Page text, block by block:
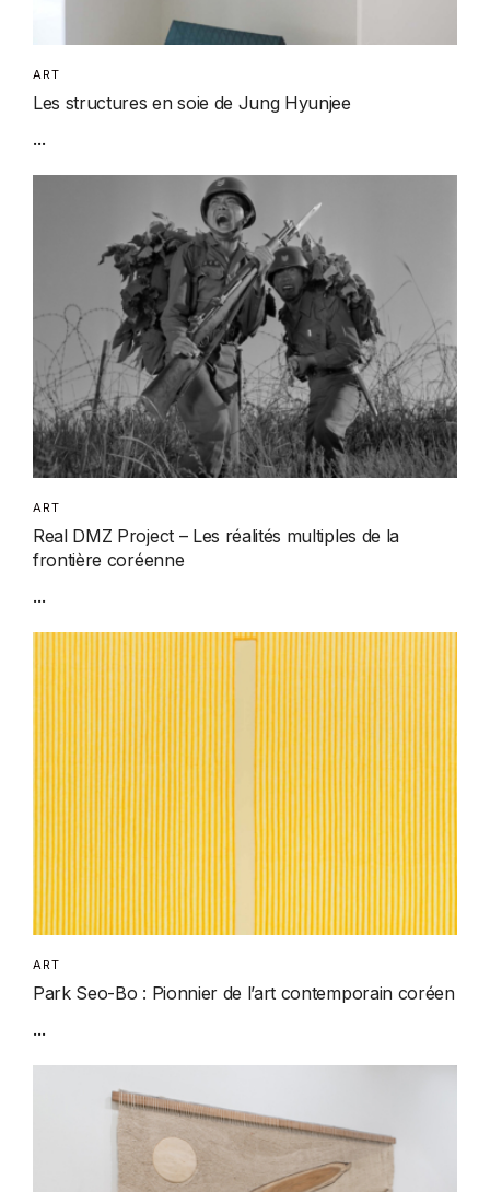
ART
Les structures en soie de Jung Hyunjee
...
ART
Real DMZ Project – Les réalités multiples de la
frontière coréenne
...
ART
Park Seo-Bo : Pionnier de l’art contemporain coréen
...